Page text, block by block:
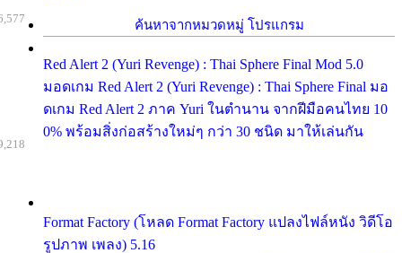
ค้นหาจากหมวดหมู่ โปรแกรม
Red Alert 2 (Yuri Revenge) : Thai Sphere Final Mod 5.0
มอดเกม Red Alert 2 (Yuri Revenge) : Thai Sphere Final มอ
ดเกม Red Alert 2 ภาค Yuri ในตำนาน จากฝีมือคนไทย 10
0% พร้อมสิ่งก่อสร้างใหม่ๆ กว่า 30 ชนิด มาให้เล่นกัน
Format Factory (โหลด Format Factory แปลงไฟล์หนัง วิดีโอ
รูปภาพ เพลง) 5.16